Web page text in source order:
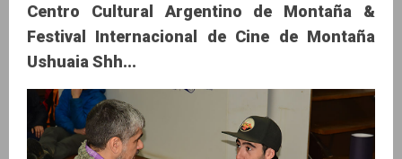
Centro Cultural Argentino de Montaña &
Festival Internacional de Cine de Montaña
Ushuaia Shh...